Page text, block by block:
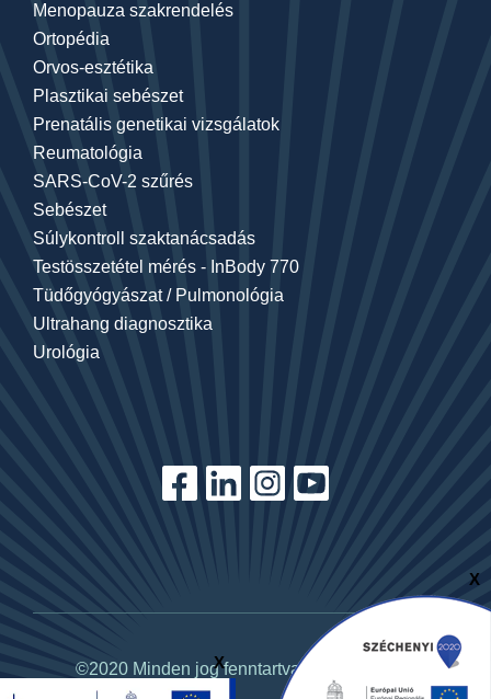
Menopauza szakrendelés
Ortopédia
Orvos-esztétika
Plasztikai sebészet
Prenatális genetikai vizsgálatok
Reumatológia
SARS-CoV-2 szűrés
Sebészet
Súlykontroll szaktanácsadás
Testösszetétel mérés - InBody 770
Tüdőgyógyászat / Pulmonológia
Ultrahang diagnosztika
Urológia
©2020 Minden jog fenntartva. tagoremed.hu
X
X